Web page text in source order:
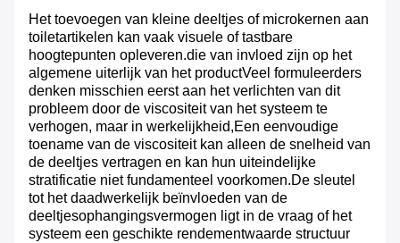
Het toevoegen van kleine deeltjes of microkernen aan
toiletartikelen kan vaak visuele of tastbare
hoogtepunten opleveren.die van invloed zijn op het
algemene uiterlijk van het productVeel formuleerders
denken misschien eerst aan het verlichten van dit
probleem door de viscositeit van het systeem te
verhogen, maar in werkelijkheid,Een eenvoudige
toename van de viscositeit kan alleen de snelheid van
de deeltjes vertragen en kan hun uiteindelijke
stratificatie niet fundamenteel voorkomen.De sleutel
tot het daadwerkelijk beïnvloeden van de
deeltjesophangingsvermogen ligt in de vraag of het
systeem een geschikte rendementwaarde structuur